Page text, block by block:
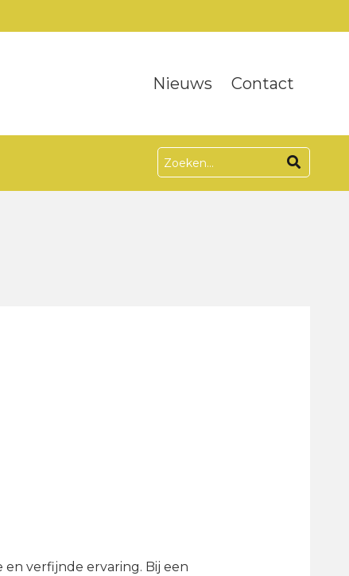
Nieuws Contact
verfijnde ervaring. Bij een